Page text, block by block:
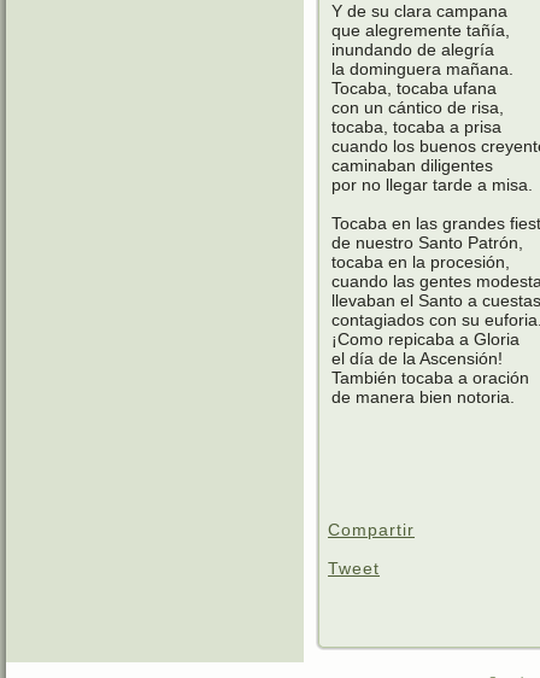
Y de su clara campana
que alegremente tañía,
inundando de alegría
la dominguera mañana.
Tocaba, tocaba ufana
con un cántico de risa,
tocaba, tocaba a prisa
cuando los buenos
caminaban diligentes
por no llegar tarde a misa.
Tocaba en las grandes
de nuestro Santo Patrón,
tocaba en la procesión,
cuando las gentes
llevaban el Santo a cuestas
contagiados con su
¡Como repicaba a Gloria
el día de la Ascensión!
También tocaba a oración
de manera bien notoria.
Compartir
Tweet